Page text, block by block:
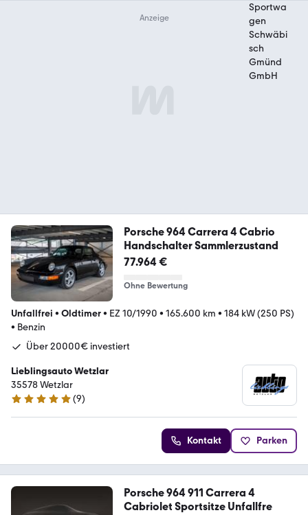
Porsche 964 Carrera 4 Cabrio
Handschalter Sammlerzustand
77.964 €
Ohne Bewertung
Unfallfrei • Oldtimer• EZ 10/1990 • 165.600 km • 184 kW (250 PS)
• Benzin
Über 20000€ investiert
Lieblingsauto Wetzlar
35578 Wetzlar
5 Sterne
(9)
Kontakt Parken
Porsche 964 911 Carrera 4
Cabriolet Sportsitze Unfallfre